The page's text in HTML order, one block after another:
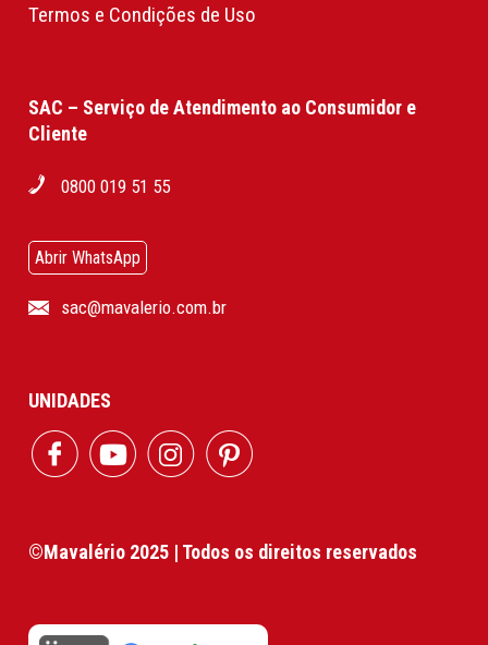
Termos e Condições de Uso
SAC – Serviço de Atendimento ao Consumidor e
Cliente
0800 019 51 55
Abrir WhatsApp
sac@mavalerio.com.br
UNIDADES
©Mavalério 2025 | Todos os direitos reservados